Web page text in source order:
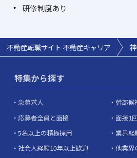
研修制度あり
不動産転職サイト 不動産キャリア
特集から探す
急募求人
幹部候
応募者全員と面接
面接1
5名以上の積極採用
業界経
社会人経験10年以上歓迎
他業界